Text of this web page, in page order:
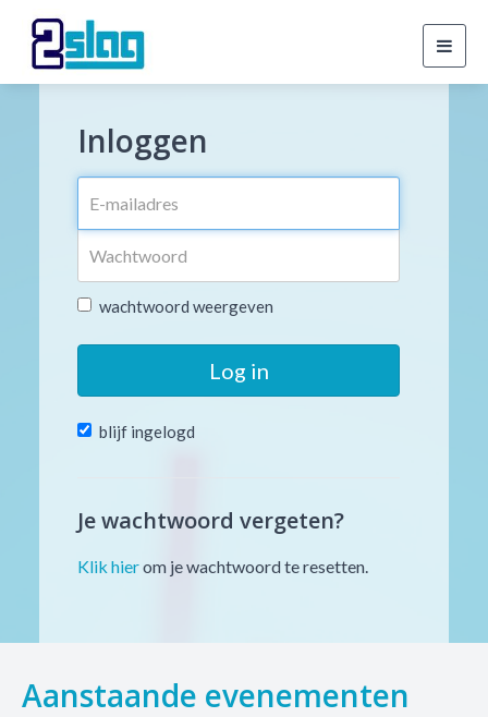
Inloggen
wachtwoord weergeven
Log in
blijf ingelogd
Je wachtwoord vergeten?
Klik hierom je wachtwoord te resetten.
Aanstaande evenementen